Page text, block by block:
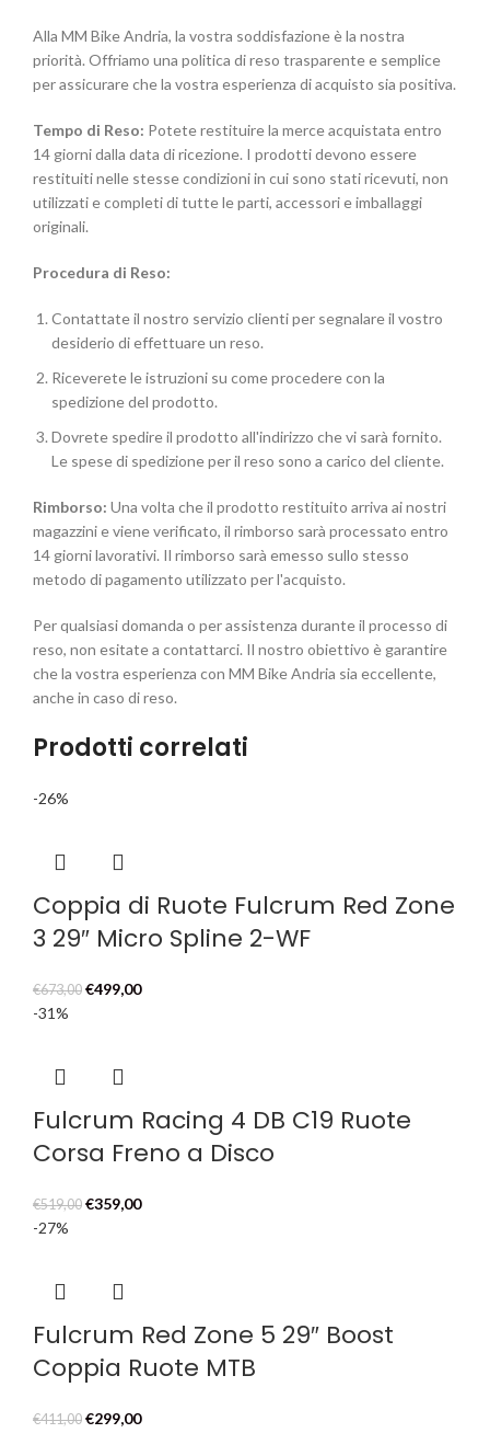
Alla MM Bike Andria, la vostra soddisfazione è la nostra
priorità. Offriamo una politica di reso trasparente e semplice
per assicurare che la vostra esperienza di acquisto sia positiva.
Tempo di Reso: Potete restituire la merce acquistata entro
14 giorni dalla data di ricezione. I prodotti devono essere
restituiti nelle stesse condizioni in cui sono stati ricevuti, non
utilizzati e completi di tutte le parti, accessori e imballaggi
originali.
Procedura di Reso:
Contattate il nostro servizio clienti per segnalare il vostro
desiderio di effettuare un reso.
Riceverete le istruzioni su come procedere con la
spedizione del prodotto.
Dovrete spedire il prodotto all'indirizzo che vi sarà fornito.
Le spese di spedizione per il reso sono a carico del cliente.
Rimborso: Una volta che il prodotto restituito arriva ai nostri
magazzini e viene verificato, il rimborso sarà processato entro
14 giorni lavorativi. Il rimborso sarà emesso sullo stesso
metodo di pagamento utilizzato per l'acquisto.
Per qualsiasi domanda o per assistenza durante il processo di
reso, non esitate a contattarci. Il nostro obiettivo è garantire
che la vostra esperienza con MM Bike Andria sia eccellente,
anche in caso di reso.
Prodotti correlati
-26%
Coppia di Ruote Fulcrum Red Zone
3 29″ Micro Spline 2-WF
€673,00 Il
€673,00.
€499,00Il
-31%
Fulcrum Racing 4 DB C19 Ruote
Corsa Freno a Disco
€519,00 Il
€519,00.
€359,00Il
-27%
Fulcrum Red Zone 5 29″ Boost
Coppia Ruote MTB
€411,00 Il
€299,00Il